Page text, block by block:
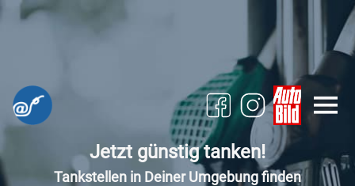
Jetzt günstig tanken!
Tankstellen in Deiner Umgebung finden